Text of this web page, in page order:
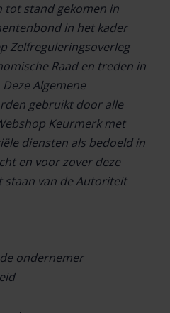
tot stand gekomen in
in het kader
Zelfreguleringsoverleg
Raad en treden in
Deze Algemene
gebruikt door alle
Keurmerk met
diensten als bedoeld in
en voor zover deze
van de Autoriteit
ondernemer